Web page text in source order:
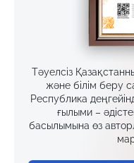
Тәуелсіз
және білім беру
Республика
ғылыми –
басылымына өз